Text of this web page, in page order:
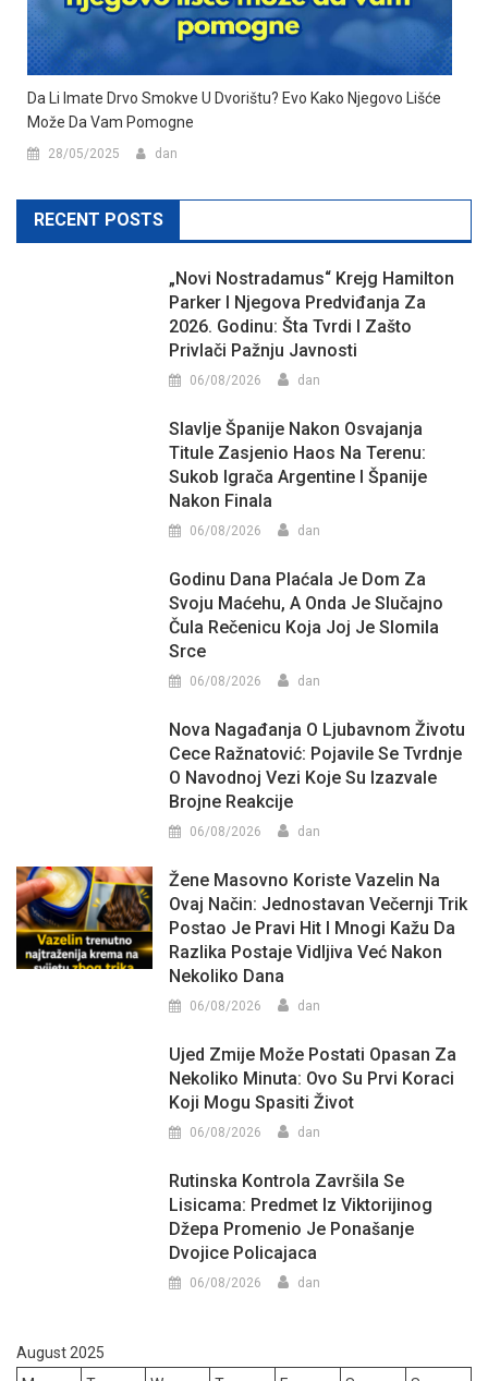
Da Li Imate Drvo Smokve U Dvorištu? Evo Kako Njegovo Lišće
Može Da Vam Pomogne
28/05/2025 dan
RECENT POSTS
„Novi Nostradamus“ Krejg Hamilton
Parker I Njegova Predviđanja Za
2026. Godinu: Šta Tvrdi I Zašto
Privlači Pažnju Javnosti
06/08/2026 dan
Slavlje Španije Nakon Osvajanja
Titule Zasjenio Haos Na Terenu:
Sukob Igrača Argentine I Španije
Nakon Finala
06/08/2026 dan
Godinu Dana Plaćala Je Dom Za
Svoju Maćehu, A Onda Je Slučajno
Čula Rečenicu Koja Joj Je Slomila
Srce
06/08/2026 dan
Nova Nagađanja O Ljubavnom Životu
Cece Ražnatović: Pojavile Se Tvrdnje
O Navodnoj Vezi Koje Su Izazvale
Brojne Reakcije
06/08/2026 dan
Žene Masovno Koriste Vazelin Na
Ovaj Način: Jednostavan Večernji Trik
Postao Je Pravi Hit I Mnogi Kažu Da
Razlika Postaje Vidljiva Već Nakon
Nekoliko Dana
06/08/2026 dan
Ujed Zmije Može Postati Opasan Za
Nekoliko Minuta: Ovo Su Prvi Koraci
Koji Mogu Spasiti Život
06/08/2026 dan
Rutinska Kontrola Završila Se
Lisicama: Predmet Iz Viktorijinog
Džepa Promenio Je Ponašanje
Dvojice Policajaca
06/08/2026 dan
August 2025